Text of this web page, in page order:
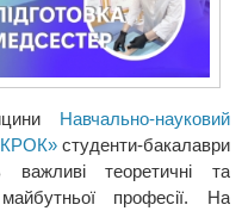
Навчально-науковий
студенти-бакалаври
важливі теоретичні та
професії. На